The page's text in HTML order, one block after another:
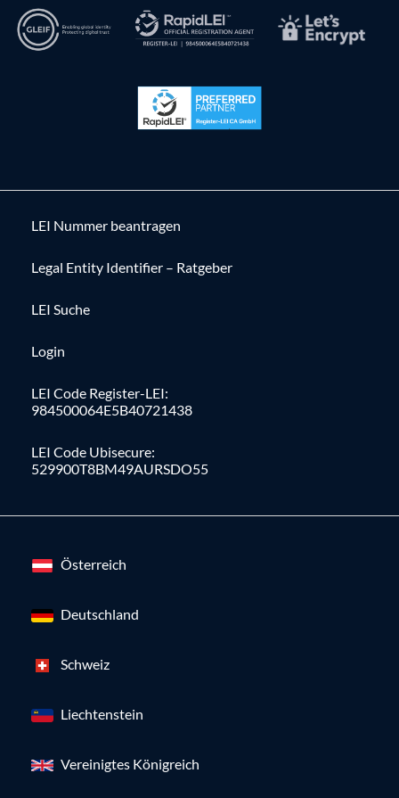
LEI Nummer beantragen
Legal Entity Identifier – Ratgeber
LEI Suche
Login
LEI Code Register-LEI:
984500064E5B40721438
LEI Code Ubisecure:
529900T8BM49AURSDO55
Österreich
Deutschland
Schweiz
Liechtenstein
Vereinigtes Königreich